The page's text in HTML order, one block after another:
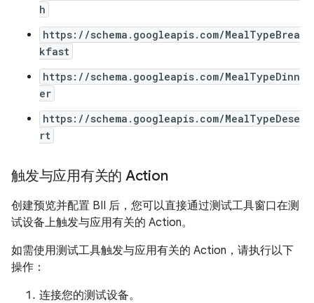
h
https://schema.googleapis.com/MealTypeBrea
kfast
https://schema.googleapis.com/MealTypeDinn
er
https://schema.googleapis.com/MealTypeDese
rt
触发与应用有关的 Action
创建预览并配置 BII 后，您可以直接通过测试工具窗口在测
试设备上触发与应用有关的 Action。
如需使用测试工具触发与应用有关的 Action，请执行以下
操作：
连接您的测试设备。